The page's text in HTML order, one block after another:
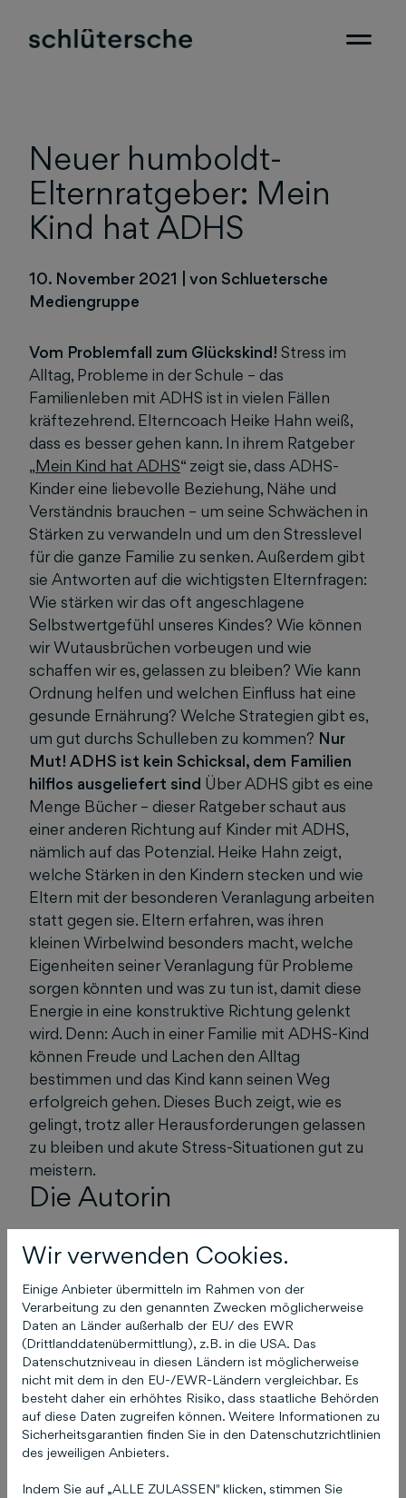
Neuer humboldt-
Elternratgeber: Mein
Kind hat ADHS
10. November 2021
von Schluetersche
Mediengruppe
Vom Problemfall zum Glückskind! Stress im
Alltag, Probleme in der Schule – das
Familienleben mit ADHS ist in vielen Fällen
kräftezehrend. Elterncoach Heike Hahn weiß,
dass es besser gehen kann. In ihrem Ratgeber
„Mein Kind hat ADHS“ zeigt sie, dass ADHS-
Kinder eine liebevolle Beziehung, Nähe und
Verständnis brauchen – um seine Schwächen in
Stärken zu verwandeln und um den Stresslevel
für die ganze Familie zu senken. Außerdem gibt
sie Antworten auf die wichtigsten Elternfragen:
Wie stärken wir das oft angeschlagene
Selbstwertgefühl unseres Kindes? Wie können
wir Wutausbrüchen vorbeugen und wie
schaffen wir es, gelassen zu bleiben? Wie kann
Ordnung helfen und welchen Einfluss hat eine
gesunde Ernährung? Welche Strategien gibt es,
um gut durchs Schulleben zu kommen? Nur
Mut! ADHS ist kein Schicksal, dem Familien
hilflos ausgeliefert sind Über ADHS gibt es eine
Menge Bücher – dieser Ratgeber schaut aus
einer anderen Richtung auf Kinder mit ADHS,
nämlich auf das Potenzial. Heike Hahn zeigt,
welche Stärken in den Kindern stecken und wie
Eltern mit der besonderen Veranlagung arbeiten
statt gegen sie. Eltern erfahren, was ihren
kleinen Wirbelwind besonders macht, welche
Eigenheiten seiner Veranlagung für Probleme
sorgen könnten und was zu tun ist, damit diese
Energie in eine konstruktive Richtung gelenkt
wird. Denn: Auch in einer Familie mit ADHS-Kind
können Freude und Lachen den Alltag
bestimmen und das Kind kann seinen Weg
erfolgreich gehen. Dieses Buch zeigt, wie es
gelingt, trotz aller Herausforderungen gelassen
zu bleiben und akute Stress-Situationen gut zu
meistern.
Die Autorin
systemischer Coach, Dozentin an der Hector-
Kinderakademie für hochbegabte Kinder und
ADHS-Expertin aus eigener Erfahrung. Sie war
selbst ADHS-Kind und weiß als Mutter von vier
gefühlsstarken, hyperaktiven Kindern nur zu gut,
mit welchen Problemen Eltern von besonderen
Kindern täglich zu kämpfen haben. Mit ihrem
Ratgeber möchte sie Eltern zeigen, wie
großartig und einzigartig ihr Kind ist.Hier klicken,
um das Buch auf humboldt.de aufzurufen
Ansprechpartnerin für Rezensionsexemplare
Wir verwenden Cookies.
Einige Anbieter übermitteln im Rahmen von der
Verarbeitung zu den genannten Zwecken möglicherweise
Daten an Länder außerhalb der EU/ des EWR
(Drittlanddatenübermittlung), z.B. in die USA. Das
Datenschutzniveau in diesen Ländern ist möglicherweise
nicht mit dem in den EU-/EWR-Ländern vergleichbar. Es
besteht daher ein erhöhtes Risiko, dass staatliche Behörden
auf diese Daten zugreifen können. Weitere Informationen zu
Sicherheitsgarantien finden Sie in den Datenschutzrichtlinien
des jeweiligen Anbieters.
Indem Sie auf „ALLE ZULASSEN" klicken, stimmen Sie